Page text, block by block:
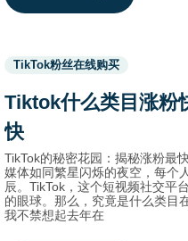
Used
names.
TikTok粉丝在线购买
Tiktok什么类目涨粉
快
TikTok的秘密花园：揭秘涨粉最
媒体如同繁星闪烁的夜空，每个
辰。TikTok，这个短视频社交平
的眼球。那么，究竟是什么类目
我不禁想起去年在